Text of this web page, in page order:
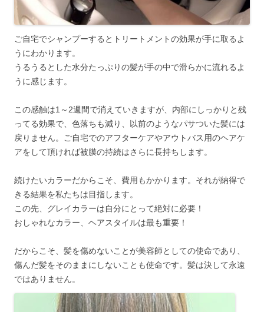
ご自宅でシャンプーするとトリートメントの効果が手に取るよ
うにわかります。
うるうるとした水分たっぷりの髪が手の中で滑らかに流れるよ
うに感じます。
この感触は1～2週間で消えていきますが、内部にしっかりと残
ってる効果で、色落ちも減り、以前のようなパサついた髪には
戻りません。ご自宅でのアフターケアやアウトバス用のヘアケ
アをして頂ければ被膜の持続はさらに長持ちします。
続けたいカラーだからこそ、費用もかかります。それが納得で
きる結果を私たちは目指します。
この先、グレイカラーは自分にとって絶対に必要！
おしゃれなカラー、ヘアスタイルは最も重要！
だからこそ、髪を傷めないことが美容師としての使命であり、
傷んだ髪をそのままにしないことも使命です。髪は決して永遠
ではありません。